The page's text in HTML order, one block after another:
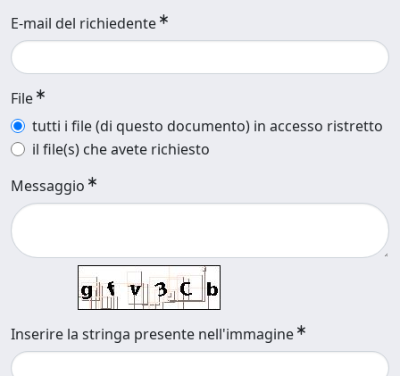
E-mail del richiedente
File
tutti i file (di questo documento) in accesso ristretto
il file(s) che avete richiesto
Messaggio
Inserire la stringa presente nell'immagine